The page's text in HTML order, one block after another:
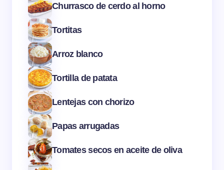
Churrasco de cerdo al horno
Tortitas
Arroz blanco
Tortilla de patata
Lentejas con chorizo
Papas arrugadas
Tomates secos en aceite de oliva